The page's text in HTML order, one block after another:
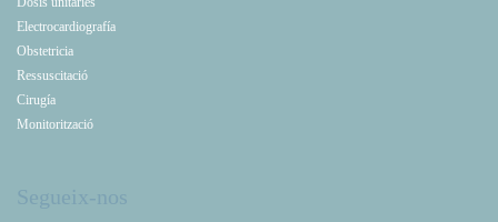
Electrocardiografía
Obstetricia
Ressuscitació
Cirugía
Monitorització